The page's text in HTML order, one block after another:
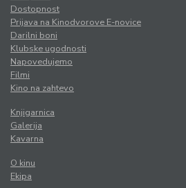
Dostopnost
Prijava na Kinodvorove E-novice
Darilni boni
Klubske ugodnosti
Napovedujemo
Filmi
Kino na zahtevo
Knjigarnica
Galerija
Kavarna
O kinu
Ekipa